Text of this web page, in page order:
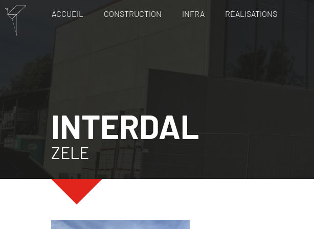
ACCUEIL CONSTRUCTION INFRA RÉALISATIONS
INTERDAL
ZELE